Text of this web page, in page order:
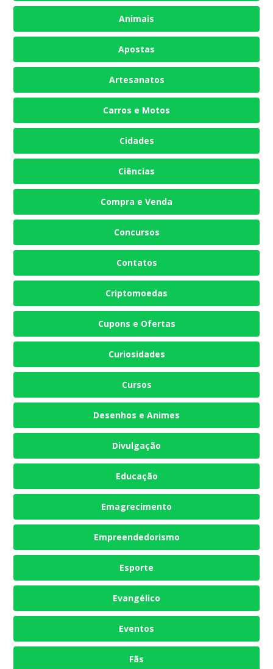
Animais
Apostas
Artesanatos
Carros e Motos
Cidades
Ciências
Compra e Venda
Concursos
Contatos
Criptomoedas
Cupons e Ofertas
Curiosidades
Cursos
Desenhos e Animes
Divulgação
Educação
Emagrecimento
Empreendedorismo
Esporte
Evangélico
Eventos
Fãs